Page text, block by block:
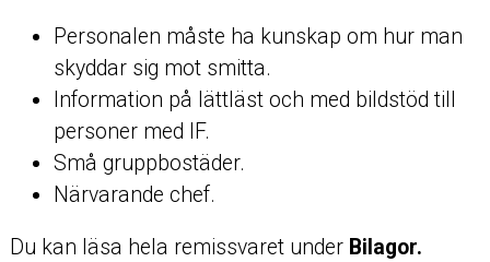
Personalen måste ha kunskap om hur man
skyddar sig mot smitta.
Information på lättläst och med bildstöd till
personer med IF.
Små gruppbostäder.
Närvarande chef.
Du kan läsa hela remissvaret under Bilagor.